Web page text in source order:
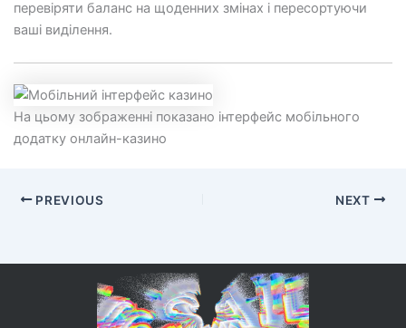
перевіряти баланс на щоденних змінах і пересортуючи
ваші виділення.
На цьому зображенні показано інтерфейс мобільного
додатку онлайн-казино
PREVIOUS NEXT